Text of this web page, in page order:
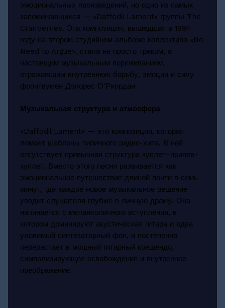
эмоциональных произведений, но одно из самых
запоминающихся — «Daffodil Lament» группы The
Cranberries. Эта композиция, вышедшая в 1994
году на втором студийном альбоме коллектива «No
Need to Argue», стала не просто треком, а
настоящим музыкальным переживанием,
отражающим внутреннюю борьбу, эмоции и силу
фронтвумен Долорес О’Риордан.
Музыкальная структура и атмосфера
«Daffodil Lament» — это композиция, которая
ломает шаблоны типичного радио-хита. В ней
отсутствует привычная структура куплет–припев–
куплет. Вместо этого песня развивается как
эмоциональное путешествие длиной почти в семь
минут, где каждое новое музыкальное решение
уводит слушателя глубже в личную драму. Она
начинается с меланхоличного вступления, в
котором доминируют акустическая гитара и едва
уловимый синтезаторный фон, и постепенно
перерастает в мощный гитарный крещендо,
символизирующее освобождение и внутреннее
преображение.